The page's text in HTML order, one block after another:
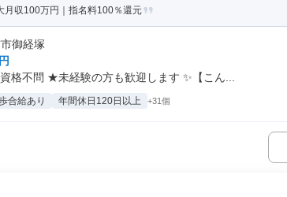
月収100万円｜指名料100％還元
御経塚
格不問 ★未経験の方も歓迎します ✨【こん...
合給あり 年間休日120日以上 +31個